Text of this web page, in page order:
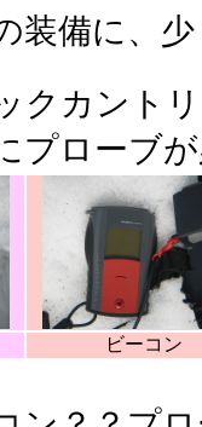
装備に、
クカント
プローブ
ビーコン